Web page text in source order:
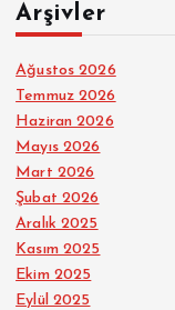
Arşivler
Ağustos 2026
Temmuz 2026
Haziran 2026
Mayıs 2026
Mart 2026
Şubat 2026
Aralık 2025
Kasım 2025
Ekim 2025
Eylül 2025